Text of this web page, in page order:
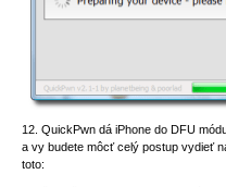
12. QuickPwn dá iPhone do DFU
a vy budete môcť celý postup vydieť
toto: